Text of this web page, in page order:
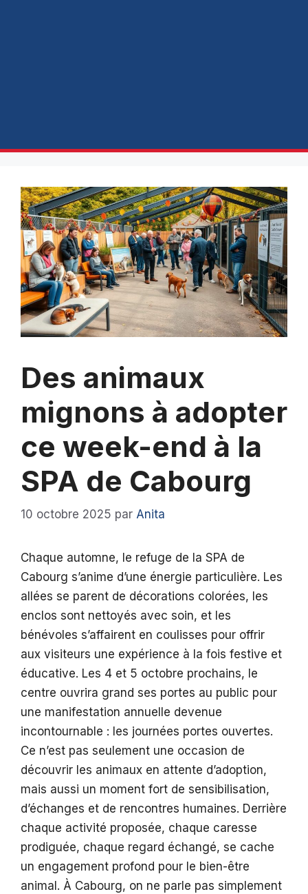
Des animaux
mignons à adopter
ce week-end à la
SPA de Cabourg
10 octobre 2025 par Anita
Chaque automne, le refuge de la SPA de
Cabourg s’anime d’une énergie particulière. Les
allées se parent de décorations colorées, les
enclos sont nettoyés avec soin, et les
bénévoles s’affairent en coulisses pour offrir
aux visiteurs une expérience à la fois festive et
éducative. Les 4 et 5 octobre prochains, le
centre ouvrira grand ses portes au public pour
une manifestation annuelle devenue
incontournable : les journées portes ouvertes.
Ce n’est pas seulement une occasion de
découvrir les animaux en attente d’adoption,
mais aussi un moment fort de sensibilisation,
d’échanges et de rencontres humaines. Derrière
chaque activité proposée, chaque caresse
prodiguée, chaque regard échangé, se cache
un engagement profond pour le bien-être
animal. À Cabourg, on ne parle pas simplement